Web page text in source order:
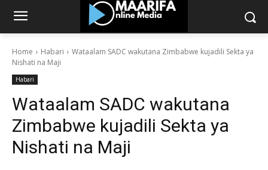
Home Habari
Wataalam SADC wakutana Zimbabwe kujadili Sekta ya
Nishati na Maji
Habari
Wataalam SADC wakutana
Zimbabwe kujadili Sekta ya
Nishati na Maji